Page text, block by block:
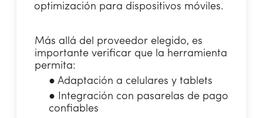
optimización para dispositivos móviles.
Más allá del proveedor elegido, es
importante verificar que la herramienta
permita:
●Adaptación a celulares y tablets
●
Integración con pasarelas de pago
confiables